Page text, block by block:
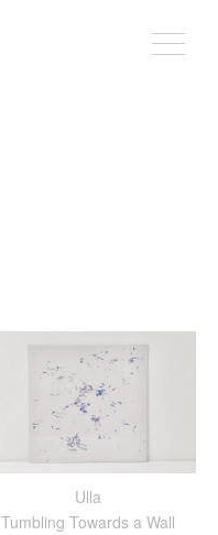
Ulla
Tumbling Towards a Wall